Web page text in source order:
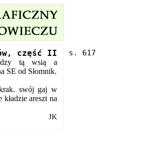
część II
tą wsią a
SE od Słomnik.
swój gaj w
areszt na
JK